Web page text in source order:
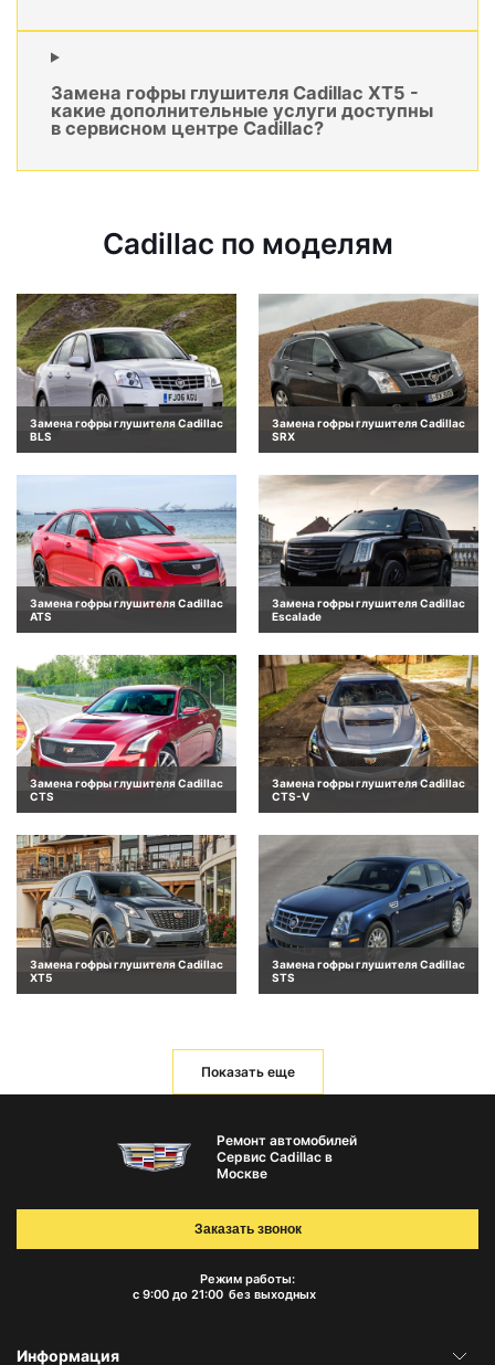
Замена гофры глушителя Cadillac XT5 -
какие дополнительные услуги доступны
в сервисном центре Cadillac?
Cadillac по моделям
Замена гофры глушителя Cadillac
BLS
Замена гофры глушителя Cadillac
SRX
Замена гофры глушителя Cadillac
ATS
Замена гофры глушителя Cadillac
Escalade
Замена гофры глушителя Cadillac
CTS
Замена гофры глушителя Cadillac
CTS-V
Замена гофры глушителя Cadillac
XT5
Замена гофры глушителя Cadillac
STS
Показать еще
Ремонт автомобилей
Сервис Cadillac в
Москве
Режим работы:
с 9:00 до 21:00 без выходных
Заказать звонок
Информация